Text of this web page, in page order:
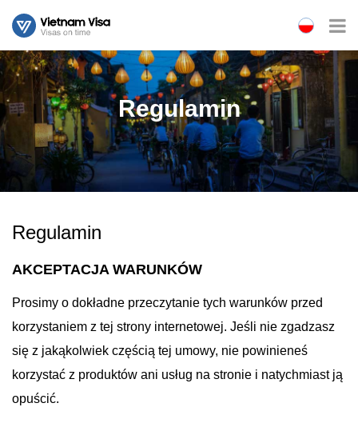
Regulamin
Regulamin
AKCEPTACJA WARUNKÓW
Prosimy o dokładne przeczytanie tych warunków przed
korzystaniem z tej strony internetowej. Jeśli nie zgadzasz
się z jakąkolwiek częścią tej umowy, nie powinieneś
korzystać z produktów ani usług na stronie i natychmiast ją
opuścić.